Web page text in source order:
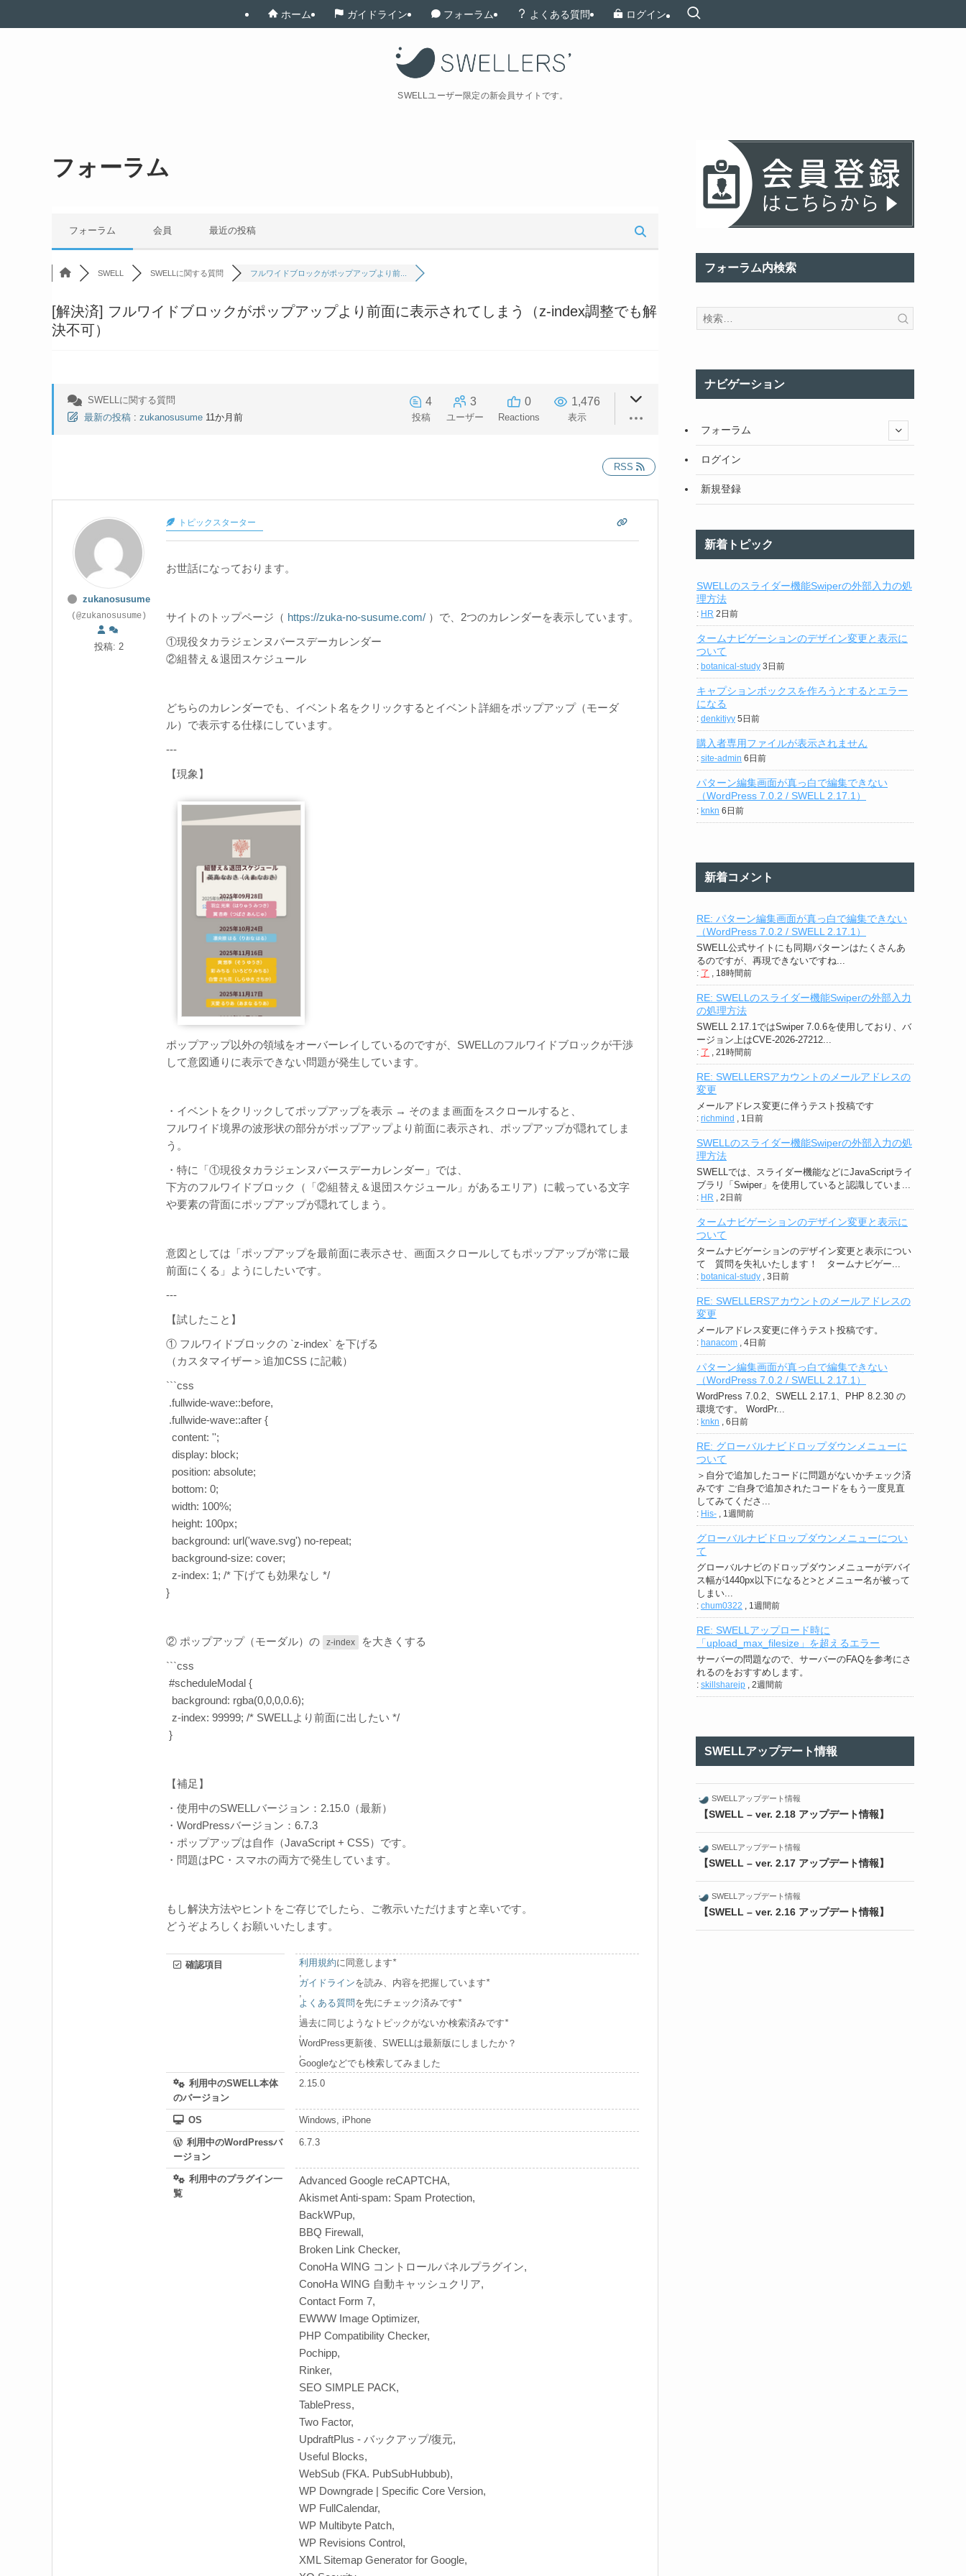
SWELLユーザー限定の新会員サイトです。
ホーム ガイドライン フォーラム よくある質問 ログイン
フォーラム
フォーラム 会員 最近の投稿
SWELL SWELLに関する質問 フルワイドブロックがポップアップより前...
[解決済] フルワイドブロックがポップアップより前面に表示されてしまう（z-index調整でも解
決不可）
SWELLに関する質問
最新の投稿 : zukanosusume 11か月前
4
投稿
3
ユーザー
0
Reactions
1,476
表示
RSS
zukanosusume
(@zukanosusume)
投稿: 2
トピックスターター
お世話になっております。
サイトのトップページ（ https://zuka-no-susume.com/ ）で、2つのカレンダーを表示しています。
①現役タカラジェンヌバースデーカレンダー
②組替え＆退団スケジュール
どちらのカレンダーでも、イベント名をクリックするとイベント詳細をポップアップ（モーダ
ル）で表示する仕様にしています。
---
【現象】
ポップアップ以外の領域をオーバーレイしているのですが、SWELLのフルワイドブロックが干渉
して意図通りに表示できない問題が発生しています。
・イベントをクリックしてポップアップを表示 → そのまま画面をスクロールすると、
フルワイド境界の波形状の部分がポップアップより前面に表示され、ポップアップが隠れてしま
う。
・特に「①現役タカラジェンヌバースデーカレンダー」では、
下方のフルワイドブロック（「②組替え＆退団スケジュール」があるエリア）に載っている文字
や要素の背面にポップアップが隠れてしまう。
意図としては「ポップアップを最前面に表示させ、画面スクロールしてもポップアップが常に最
前面にくる」ようにしたいです。
---
【試したこと】
① フルワイドブロックの `z-index` を下げる
（カスタマイザー＞追加CSS に記載）
```css
.fullwide-wave::before,
.fullwide-wave::after {
content: '';
display: block;
position: absolute;
bottom: 0;
width: 100%;
height: 100px;
background: url('wave.svg') no-repeat;
background-size: cover;
z-index: 1; /* 下げても効果なし */
}
② ポップアップ（モーダル）の z-index
を大きくする
```css
#scheduleModal {
background: rgba(0,0,0,0.6);
z-index: 99999; /* SWELLより前面に出したい */
}
【補足】
・使用中のSWELLバージョン：2.15.0（最新）
・WordPressバージョン：6.7.3
・ポップアップは自作（JavaScript + CSS）です。
・問題はPC・スマホの両方で発生しています。
もし解決方法やヒントをご存じでしたら、ご教示いただけますと幸いです。
どうぞよろしくお願いいたします。
確認項目 利用規約に同意します*
,
ガイドラインを読み、内容を把握しています*
,
よくある質問 を先にチェック済みです*
,
過去に同じようなトピックがないか検索済みです*
,
WordPress更新後、SWELLは最新版にしましたか？
,
Googleなどでも検索してみました
利用中のSWELL本体
のバージョン
2.15.0
OS Windows, iPhone
利用中のWordPressバ
ージョン
6.7.3
利用中のプラグイン一
覧
Advanced Google reCAPTCHA,
Akismet Anti-spam: Spam Protection,
BackWPup,
BBQ Firewall,
Broken Link Checker,
ConoHa WING コントロールパネルプラグイン,
ConoHa WING 自動キャッシュクリア,
Contact Form 7,
EWWW Image Optimizer,
PHP Compatibility Checker,
Pochipp,
Rinker,
SEO SIMPLE PACK,
TablePress,
Two Factor,
UpdraftPlus - バックアップ/復元,
Useful Blocks,
WebSub (FKA. PubSubHubbub),
WP Downgrade | Specific Core Version,
WP FullCalendar,
WP Multibyte Patch,
WP Revisions Control,
XML Sitemap Generator for Google,
フォーラム内検索
ナビゲーション
フォーラム
ログイン
新規登録
新着トピック
SWELLのスライダー機能Swiperの外部入力の処
理方法
: HR 2日前
タームナビゲーションのデザイン変更と表示に
ついて
: botanical-study 3日前
キャプションボックスを作ろうとするとエラー
になる
: denkitiyy 5日前
購入者専用ファイルが表示されません
: site-admin 6日前
パターン編集画面が真っ白で編集できない
（WordPress 7.0.2 / SWELL 2.17.1）
: knkn 6日前
新着コメント
RE: パターン編集画面が真っ白で編集できない
（WordPress 7.0.2 / SWELL 2.17.1）
SWELL公式サイトにも同期パターンはたくさんあ
るのですが、再現できないですね...
: 了 18時間前
RE: SWELLのスライダー機能Swiperの外部入力
の処理方法
SWELL 2.17.1ではSwiper 7.0.6を使用しており、バ
ージョン上はCVE-2026-27212...
: 了 21時間前
RE: SWELLERSアカウントのメールアドレスの
変更
メールアドレス変更に伴うテスト投稿です
: richmind 1日前
SWELLのスライダー機能Swiperの外部入力の処
理方法
SWELLでは、スライダー機能などにJavaScriptライ
ブラリ「Swiper」を使用していると認識していま...
: HR 2日前
タームナビゲーションのデザイン変更と表示に
ついて
タームナビゲーションのデザイン変更と表示につい
て 質問を失礼いたします！ タームナビゲー...
: botanical-study 3日前
RE: SWELLERSアカウントのメールアドレスの
変更
メールアドレス変更に伴うテスト投稿です。
: hanacom 4日前
パターン編集画面が真っ白で編集できない
（WordPress 7.0.2 / SWELL 2.17.1）
WordPress 7.0.2、SWELL 2.17.1、PHP 8.2.30 の
環境です。 WordPr...
: knkn 6日前
RE: グローバルナビドロップダウンメニューに
ついて
＞自分で追加したコードに問題がないかチェック済
みです ご自身で追加されたコードをもう一度見直
してみてくださ...
: His- 1週間前
グローバルナビドロップダウンメニューについ
て
グローバルナビのドロップダウンメニューがデバイ
ス幅が1440px以下になると>とメニュー名が被って
しまい...
: chum0322 1週間前
RE: SWELLアップロード時に
「upload_max_filesize」を超えるエラー
サーバーの問題なので、サーバーのFAQを参考にさ
れるのをおすすめします。
: skillsharejp 2週間前
SWELLアップデート情報
SWELLアップデート情報
【SWELL – ver. 2.18 アップデート情報】
SWELLアップデート情報
【SWELL – ver. 2.17 アップデート情報】
SWELLアップデート情報
【SWELL – ver. 2.16 アップデート情報】